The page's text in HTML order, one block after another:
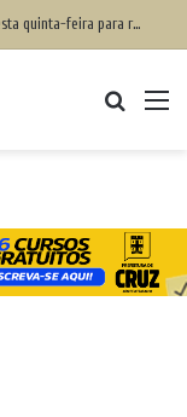
Cruz das Almas: Carreta da Mamografia chega nesta quinta-feira para realizar exames em mulheres de 50 a 74 anos